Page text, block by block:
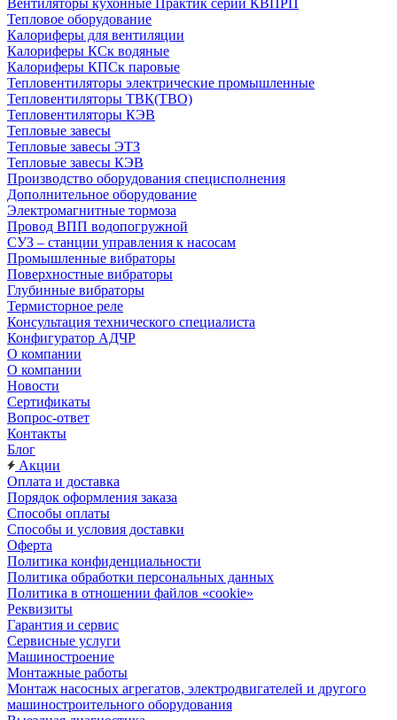
Вентиляторы кухонные Практик серии КВПРП
Тепловое оборудование
Калориферы для вентиляции
Калориферы КСк водяные
Калориферы КПСк паровые
Тепловентиляторы электрические промышленные
Тепловентиляторы ТВК(ТВО)
Тепловентиляторы КЭВ
Тепловые завесы
Тепловые завесы ЭТЗ
Тепловые завесы КЭВ
Производство оборудования специсполнения
Дополнительное оборудование
Электромагнитные тормоза
Провод ВПП водопогружной
СУЗ – станции управления к насосам
Промышленные вибраторы
Поверхностные вибраторы
Глубинные вибраторы
Термисторное реле
Консультация технического специалиста
Конфигуратор АДЧР
О компании
О компании
Новости
Сертификаты
Вопрос-ответ
Контакты
Блог
Акции
Оплата и доставка
Порядок оформления заказа
Способы оплаты
Способы и условия доставки
Оферта
Политика конфиденциальности
Политика обработки персональных данных
Политика в отношении файлов «cookie»
Реквизиты
Гарантия и сервис
Сервисные услуги
Машиностроение
Монтажные работы
Монтаж насосных агрегатов, электродвигателей и другого
машиностроительного оборудования